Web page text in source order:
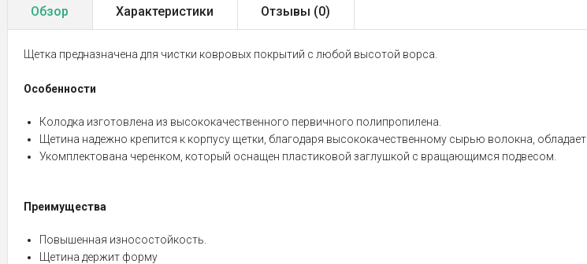
Обзор Характеристики Отзывы (0)
Щетка предназначена для чистки ковровых покрытий с любой высотой ворса.
Особенности
Колодка изготовлена из высококачественного первичного полипропилена.
Щетина надежно крепится к корпусу щетки, благодаря высококачественному сырью волокна,
Укомплектована черенком, который оснащен пластиковой заглушкой с вращающимся подвесом.
Преимущества
Повышенная износостойкость.
Щетина держит форму